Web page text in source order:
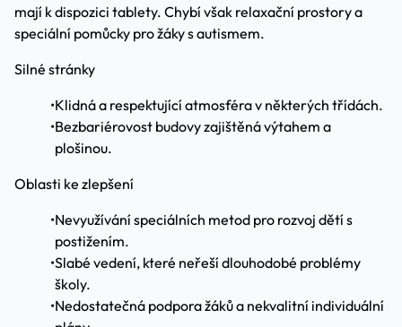
mají k dispozici tablety. Chybí však relaxační prostory a
speciální pomůcky pro žáky s autismem.
Silné stránky
•Klidná a respektující atmosféra v některých třídách.
•Bezbariérovost budovy zajištěná výtahem a
plošinou.
Oblasti ke zlepšení
•Nevyužívání speciálních metod pro rozvoj dětí s
postižením.
•Slabé vedení, které neřeší dlouhodobé problémy
školy.
•Nedostatečná podpora žáků a nekvalitní individuální